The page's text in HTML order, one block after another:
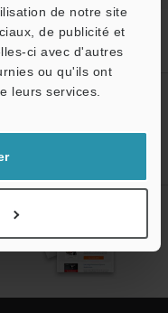
de notre site
de publicité et
ci avec d'autres
ou qu'ils ont
leurs services.
d’une roue